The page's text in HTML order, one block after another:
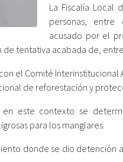
La Fiscalía Local
personas, entre
acusado por el
de tentativa acabada de,
el Comité
de reforestación y
en este contexto se
para los manglares.
donde se dio detención a